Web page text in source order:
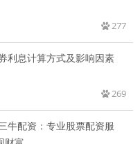
277
利息计算方式及影响因素
269
牛配资：专业股票配资服